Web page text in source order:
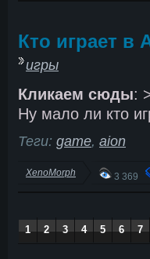
Кто играет в
игры
Кликаем сюды:
Ну мало ли кто
Теги: game, aion
XenoMorph 3 369
1 2 3 4 5 6 7